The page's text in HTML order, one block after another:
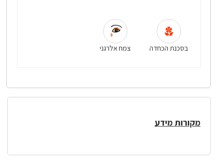
בסכנת הכחדה צמח אלרגני
מקורות מידע